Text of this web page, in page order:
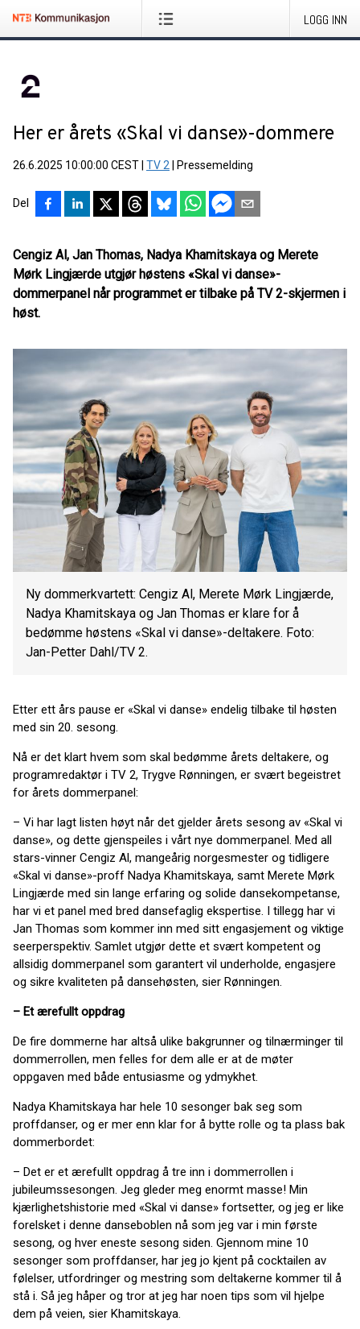
LOGG INN
Her er årets «Skal vi danse»-dommere
26.6.2025 10:00:00 CEST TV 2 Pressemelding
Del
Cengiz Al, Jan Thomas, Nadya Khamitskaya og Merete
Mørk Lingjærde utgjør høstens «Skal vi danse»-
dommerpanel når programmet er tilbake på TV 2-skjermen i
høst.
Ny dommerkvartett: Cengiz Al, Merete Mørk Lingjærde,
Nadya Khamitskaya og Jan Thomas er klare for å
bedømme høstens «Skal vi danse»-deltakere. Foto:
Jan-Petter Dahl/TV 2.
Etter ett års pause er «Skal vi danse» endelig tilbake til høsten
med sin 20. sesong.
Nå er det klart hvem som skal bedømme årets deltakere, og
programredaktør i TV 2, Trygve Rønningen, er svært begeistret
for årets dommerpanel:
– Vi har lagt listen høyt når det gjelder årets sesong av «Skal vi
danse», og dette gjenspeiles i vårt nye dommerpanel. Med all
stars-vinner Cengiz Al, mangeårig norgesmester og tidligere
«Skal vi danse»-proff Nadya Khamitskaya, samt Merete Mørk
Lingjærde med sin lange erfaring og solide dansekompetanse,
har vi et panel med bred dansefaglig ekspertise. I tillegg har vi
Jan Thomas som kommer inn med sitt engasjement og viktige
seerperspektiv. Samlet utgjør dette et svært kompetent og
allsidig dommerpanel som garantert vil underholde, engasjere
og sikre kvaliteten på dansehøsten, sier Rønningen.
– Et ærefullt oppdrag
De fire dommerne har altså ulike bakgrunner og tilnærminger til
dommerrollen, men felles for dem alle er at de møter
oppgaven med både entusiasme og ydmykhet.
Nadya Khamitskaya har hele 10 sesonger bak seg som
proffdanser, og er mer enn klar for å bytte rolle og ta plass bak
dommerbordet:
– Det er et ærefullt oppdrag å tre inn i dommerrollen i
jubileumssesongen. Jeg gleder meg enormt masse! Min
kjærlighetshistorie med «Skal vi danse» fortsetter, og jeg er like
forelsket i denne danseboblen nå som jeg var i min første
sesong, og hver eneste sesong siden. Gjennom mine 10
sesonger som proffdanser, har jeg jo kjent på cocktailen av
følelser, utfordringer og mestring som deltakerne kommer til å
stå i. Så jeg håper og tror at jeg har noen tips som vil hjelpe
dem på veien, sier Khamitskaya.